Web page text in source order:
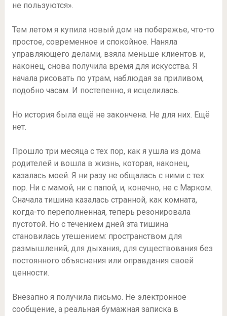
не пользуются».
Тем летом я купила новый дом на побережье, что-то
простое, современное и спокойное. Наняла
управляющего делами, взяла меньше клиентов и,
наконец, снова получила время для искусства. Я
начала рисовать по утрам, наблюдая за приливом,
подобно часам. И постепенно, я исцелилась.
Но история была ещё не закончена. Не для них. Ещё
нет.
Прошло три месяца с тех пор, как я ушла из дома
родителей и вошла в жизнь, которая, наконец,
казалась моей. Я ни разу не общалась с ними с тех
пор. Ни с мамой, ни с папой, и, конечно, не с Марком.
Сначала тишина казалась странной, как комната,
когда-то переполненная, теперь резонировала
пустотой. Но с течением дней эта тишина
становилась утешением: пространством для
размышлений, для дыхания, для существования без
постоянного объяснения или оправдания своей
ценности.
Внезапно я получила письмо. Не электронное
сообщение, а реальная бумажная записка в